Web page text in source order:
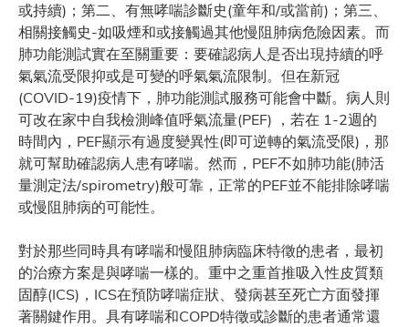
或持續)；第二、有無哮喘診斷史(童年和/或當前)；第三、
相關接觸史-如吸煙和或接觸過其他慢阻肺病危險因素。而
肺功能測試實在至關重要：要確認病人是否出現持續的呼
氣氣流受限抑或是可變的呼氣氣流限制。但在新冠
(COVID-19)疫情下，肺功能測試服務可能會中斷。病人則
可改在家中自我檢測峰值呼氣流量(PEF) ，若在 1-2週的
時間內，PEF顯示有過度變異性(即可逆轉的氣流受限)，那
就可幫助確認病人患有哮喘。然而，PEF不如肺功能(肺活
量測定法/spirometry)般可靠，正常的PEF並不能排除哮喘
或慢阻肺病的可能性。
對於那些同時具有哮喘和慢阻肺病臨床特徵的患者，最初
的治療方案是與哮喘一樣的。重中之重首推吸入性皮質類
固醇(ICS)，ICS在預防哮喘症狀、發病甚至死亡方面發揮
著關鍵作用。具有哮喘和COPD特徵或診斷的患者通常還